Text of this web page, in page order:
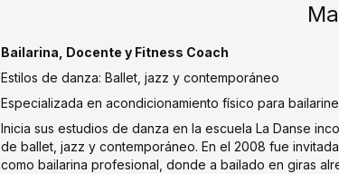
Bailarina, Docente y Fitness Coach
Estilos de danza: Ballet, jazz y contemporáneo
Especializada en acondicionamiento físico para
Inicia sus estudios de danza en la escuela La Danse
de ballet, jazz y contemporáneo. En el 2008 fue
como bailarina profesional, donde a bailado en giras